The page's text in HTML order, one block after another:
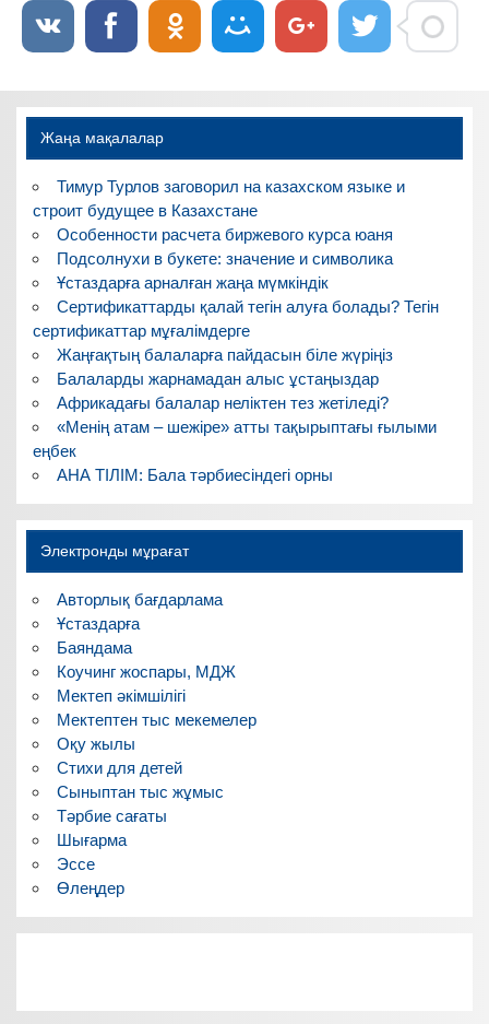
Жаңа мақалалар
Тимур Турлов заговорил на казахском языке и
строит будущее в Казахстане
Особенности расчета биржевого курса юаня
Подсолнухи в букете: значение и символика
Ұстаздарға арналған жаңа мүмкіндік
Сертификаттарды қалай тегін алуға болады? Тегін
сертификаттар мұғалімдерге
Жаңғақтың балаларға пайдасын біле жүріңіз
Балаларды жарнамадан алыс ұстаңыздар
Африкадағы балалар неліктен тез жетіледі?
«Менің атам – шежіре» атты тақырыптағы ғылыми
еңбек
АНА ТІЛІМ: Бала тәрбиесіндегі орны
Электронды мұрағат
Авторлық бағдарлама
Ұстаздарға
Баяндама
Коучинг жоспары, МДЖ
Мектеп әкімшілігі
Мектептен тыс мекемелер
Оқу жылы
Стихи для детей
Сыныптан тыс жұмыс
Тәрбие сағаты
Шығарма
Эссе
Өлеңдер